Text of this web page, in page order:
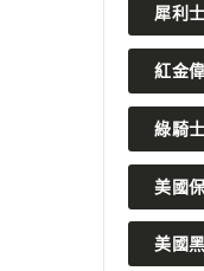
犀利
紅金
綠騎
美國
美國